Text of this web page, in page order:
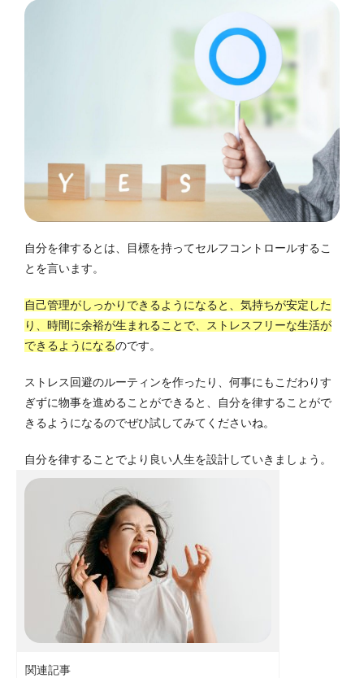
自分を律するとは、目標を持ってセルフコントロールするこ
とを言います。
自己管理がしっかりできるようになると、気持ちが安定した
り、時間に余裕が生まれることで、ストレスフリーな生活が
できるようになるのです。
ストレス回避のルーティンを作ったり、何事にもこだわりす
ぎずに物事を進めることができると、自分を律することがで
きるようになるのでぜひ試してみてくださいね。
自分を律することでより良い人生を設計していきましょう。
関連記事